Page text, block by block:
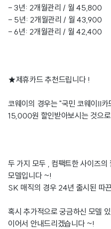
- 3년: 2개월관리 / 월 45,800
- 5년: 2개월관리 / 월 43,900
- 6년: 2개월관리 / 월 42,400
★제휴카드 추천드립니다 !
코웨이의 경우는 "국민 코웨이II
15,000원 할인받아보시는 것으
두 가지 모두 , 컴팩트한 사이즈
모델입니다 ~!
SK 매직의 경우 24년 출시된 따
혹시 추가적으로 궁금하신 모델
이어서 안내드리겠습니다 ~!